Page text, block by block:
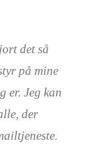
det så
på mine
er. Jeg kan
der